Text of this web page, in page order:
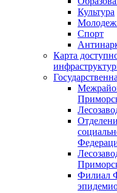
Культура
Спорт
Карта
Филиал